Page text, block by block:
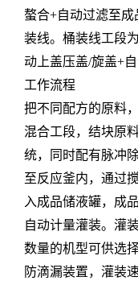
螯合+自动过滤至
装线。桶装线工段
动上盖压盖/旋盖+
工作流程
把不同配方的原料
混合工段，结块原
统，同时配有脉冲
至反应釜内，通过
入成品储液罐，成
自动计量灌装。灌
数量的机型可供选
防滴漏装置，灌装